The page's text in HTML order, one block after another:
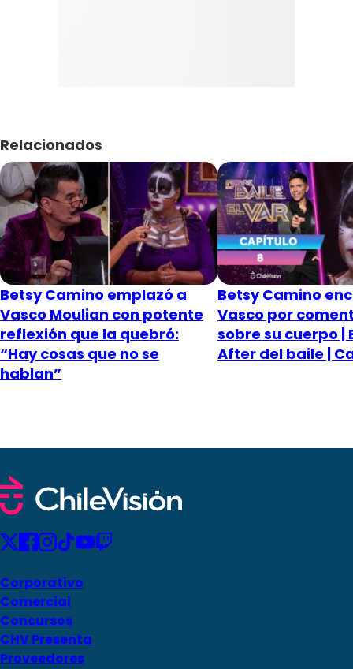
Relacionados
Betsy Camino emplazó a
Vasco Moulian con potente
reflexión que la quebró:
“Hay cosas que no se
hablan”
Betsy Camino
Vasco por
sobre su cuerpo |
After del baile |
Corporativo
Comercial
Concursos
CHV Presenta
Proveedores